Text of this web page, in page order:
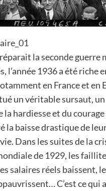
la seconde guerre
l’année 1936 a été riche
en France et en
un véritable sursaut, un
la hardiesse et du courage
la baisse drastique de
Dans les suites de la
de 1929, les
salaires réels baissent,
C’est ce qui a